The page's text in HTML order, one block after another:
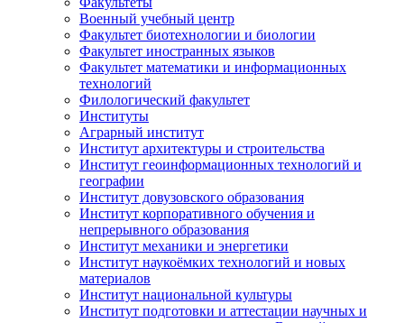
Военный учебный центр
Факультет биотехнологии и биологии
Факультет иностранных языков
Факультет математики и информационных
технологий
Филологический факультет
Институты
Аграрный институт
Институт архитектуры и строительства
Институт геоинформационных технологий и
географии
Институт довузовского образования
Институт корпоративного обучения и
непрерывного образования
Институт механики и энергетики
Институт наукоёмких технологий и новых
материалов
Институт национальной культуры
Институт подготовки и аттестации научных и